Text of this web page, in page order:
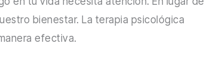
bienestar. La terapia psicológica
efectiva.